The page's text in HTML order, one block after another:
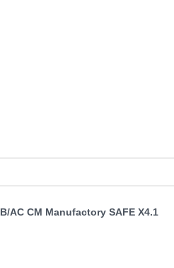
AC CM Manufactory SAFE X4.1